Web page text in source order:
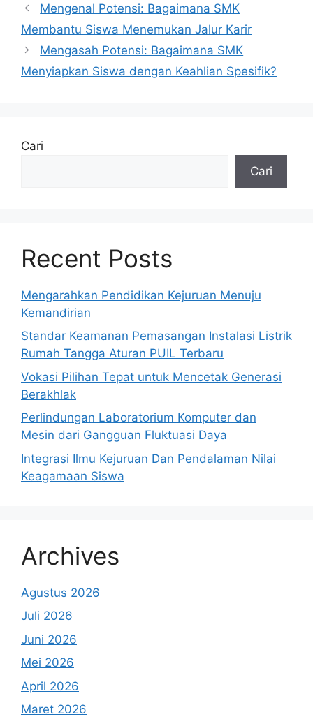
Mengenal Potensi: Bagaimana SMK
Membantu Siswa Menemukan Jalur Karir
Mengasah Potensi: Bagaimana SMK
Menyiapkan Siswa dengan Keahlian Spesifik?
Cari
Cari
Recent Posts
Mengarahkan Pendidikan Kejuruan Menuju
Kemandirian
Standar Keamanan Pemasangan Instalasi Listrik
Rumah Tangga Aturan PUIL Terbaru
Vokasi Pilihan Tepat untuk Mencetak Generasi
Berakhlak
Perlindungan Laboratorium Komputer dan
Mesin dari Gangguan Fluktuasi Daya
Integrasi Ilmu Kejuruan Dan Pendalaman Nilai
Keagamaan Siswa
Archives
Agustus 2026
Juli 2026
Juni 2026
Mei 2026
April 2026
Maret 2026